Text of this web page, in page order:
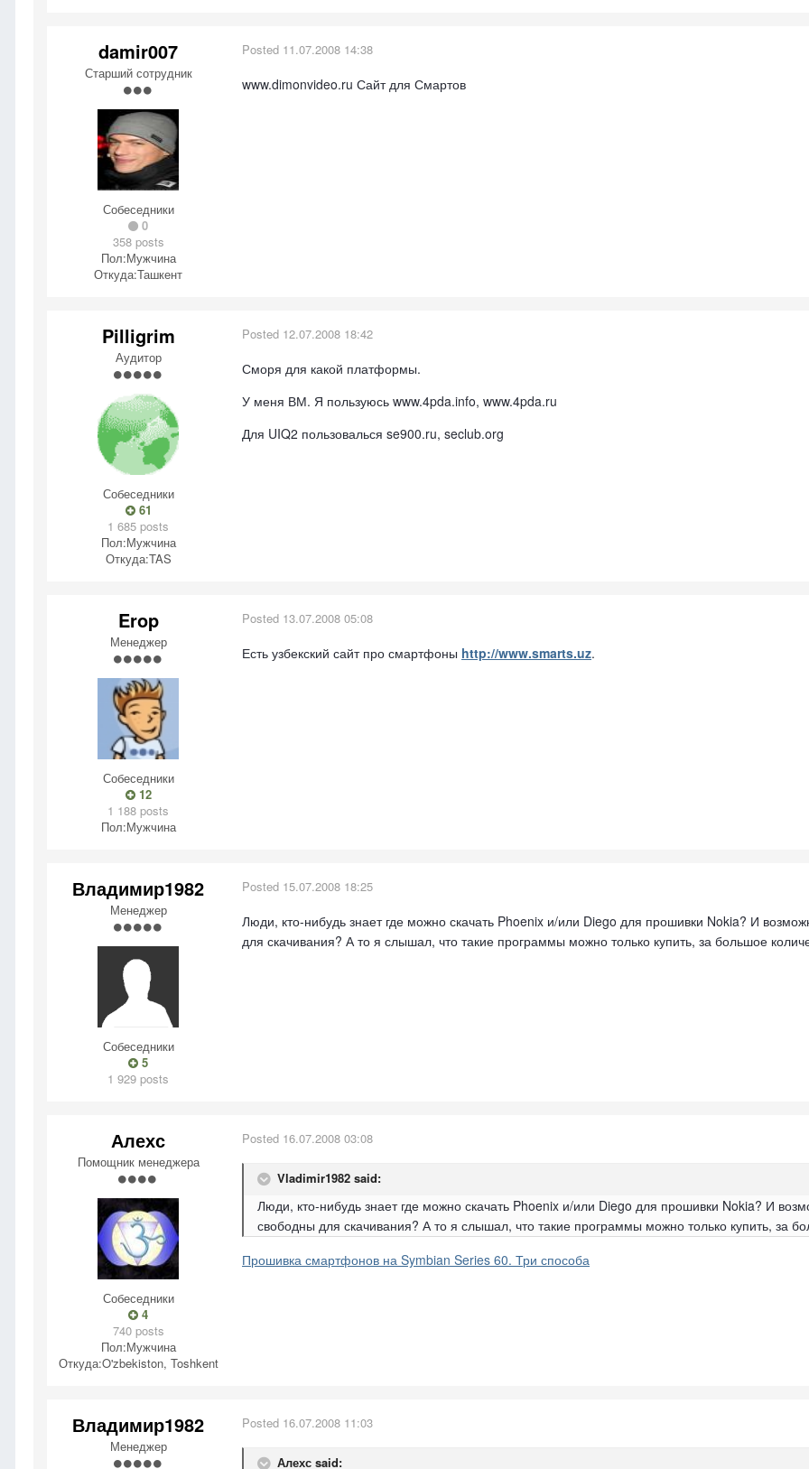
damir007
Старший сотрудник
Собеседники
0
358 posts
Пол:Мужчина
Откуда:Ташкент
Posted 11.07.2008 14:38
www.dimonvideo.ru Сайт для Смартов
Pilligrim
Аудитор
Собеседники
61
1 685 posts
Пол:Мужчина
Откуда:TAS
Posted 12.07.2008 18:42
Сморя для какой платформы.
У меня ВМ. Я пользуюсь www.4pda.info, www.4pda.ru
Для UIQ2 пользовалься se900.ru, seclub.org
Erop
Менеджер
Собеседники
12
1 188 posts
Пол:Мужчина
Posted 13.07.2008 05:08
Есть узбекский сайт про смартфоны http://www.smarts.uz.
Владимир1982
Менеджер
Собеседники
5
1 929 posts
Posted 15.07.2008 18:25
Люди, кто-нибудь знает где можно скачать Phoenix и/или Diego для прошивки Nokia? И
для скачивания? А то я слышал, что такие программы можно только купить, за большое
Алехс
Помощник менеджера
Собеседники
4
740 posts
Пол:Мужчина
Откуда:O'zbekiston, Toshkent
Posted 16.07.2008 03:08
Vladimir1982 said:
Люди, кто-нибудь знает где можно скачать Phoenix и/или Diego для прошивки Nokia? И
свободны для скачивания? А то я слышал, что такие программы можно только купить, за
Прошивка смартфонов на Symbian Series 60. Три способа
Владимир1982
Менеджер
Posted 16.07.2008 11:03
Алехс said: